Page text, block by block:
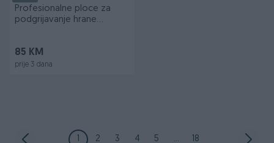
Profesionalne ploce za
podgrijavanje hrane
85 KM
prije 3 dana
1 2 3 4 5 ... 18